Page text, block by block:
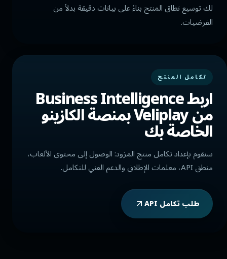
لك توسيع نطاق المنتج بناءً على بيانات دقيقة بدلاً من
الفرضيات.
تكامل المنتج
اربط Business Intelligence
من Veliplay بمنصة الكازينو
الخاصة بك
سنقوم بإعداد تكامل منتج المزود: الوصول إلى محتوى الألعاب،
منطق API، معلمات الإطلاق والدعم الفني للتكامل.
طلب تكامل API